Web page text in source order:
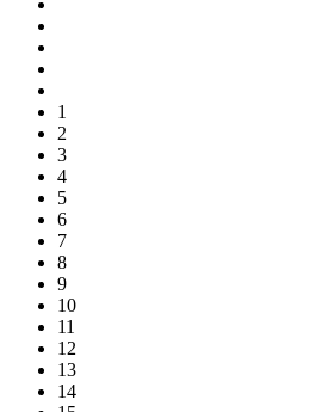
1
2
3
4
5
6
7
8
9
10
11
12
13
14